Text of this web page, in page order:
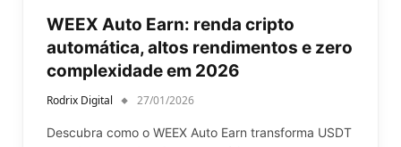
WEEX Auto Earn: renda cripto
automática, altos rendimentos e zero
complexidade em 2026
Rodrix Digital 27/01/2026
Descubra como o WEEX Auto Earn transforma USDT